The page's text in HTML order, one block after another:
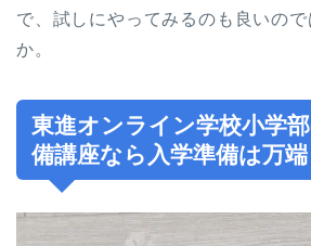
で、試しにやってみるのも良いので
か。
東進オンライン学校小学
備講座なら入学準備は万端